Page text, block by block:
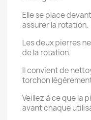
Elle se place
assurer la rotation.
Les deux pierres
de la rotation.
Il convient de
torchon
Veillez à ce que la
avant chaque